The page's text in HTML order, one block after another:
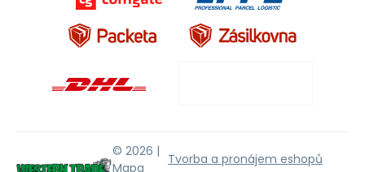
© 2026 |
Mapa
Tvorba a pronájem eshopů